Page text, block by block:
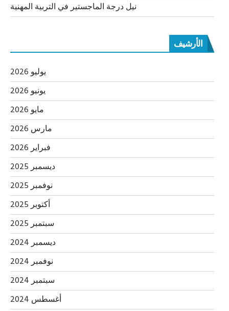
نيل درجة الماجستير في التربية المهنية
الأرشيف
يوليو 2026
يونيو 2026
مايو 2026
مارس 2026
فبراير 2026
ديسمبر 2025
نوفمبر 2025
أكتوبر 2025
سبتمبر 2025
ديسمبر 2024
نوفمبر 2024
سبتمبر 2024
أغسطس 2024